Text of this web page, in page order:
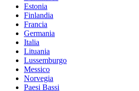
Estonia
Finlandia
Francia
Germania
Italia
Lituania
Lussemburgo
Messico
Norvegia
Paesi Bassi